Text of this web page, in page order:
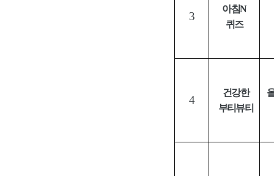
3
아침N
퀴즈
4
건강한
부티뷰티